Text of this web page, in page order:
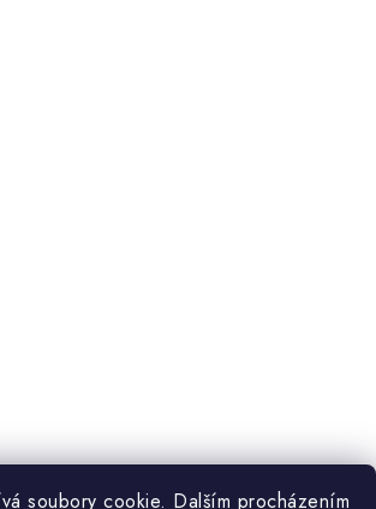
soubory cookie. Dalším procházením